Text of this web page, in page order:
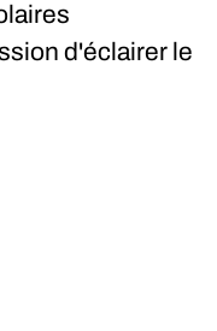
d'éclairer le